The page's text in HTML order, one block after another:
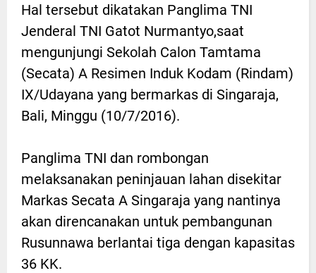
Hal tersebut dikatakan Panglima TNI
Jenderal TNI Gatot Nurmantyo,saat
mengunjungi Sekolah Calon Tamtama
(Secata) A Resimen Induk Kodam (Rindam)
IX/Udayana yang bermarkas di Singaraja,
Bali, Minggu (10/7/2016).
Panglima TNI dan rombongan
melaksanakan peninjauan lahan disekitar
Markas Secata A Singaraja yang nantinya
akan direncanakan untuk pembangunan
Rusunnawa berlantai tiga dengan kapasitas
36 KK.